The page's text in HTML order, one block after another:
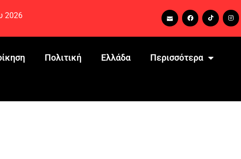
2026
Πολιτική Ελλάδα Περισσότερα